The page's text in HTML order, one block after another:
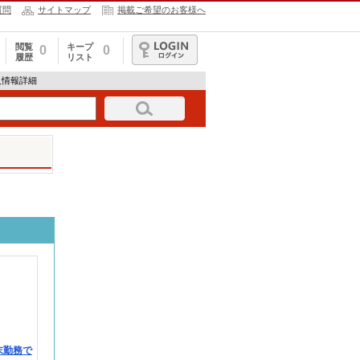
問 サイトマップ 掲載ご希望のお客様へ
閲覧
履歴
0
キープ
リスト
0
ログイン
報詳細
勤務で